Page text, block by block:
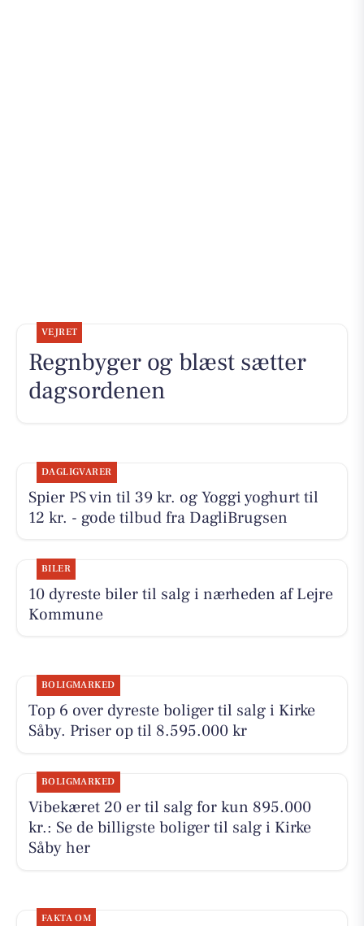
VEJRET
Regnbyger og blæst sætter
dagsordenen
DAGLIGVARER
Spier PS vin til 39 kr. og Yoggi yoghurt til
12 kr. - gode tilbud fra DagliBrugsen
BILER
10 dyreste biler til salg i nærheden af Lejre
Kommune
BOLIGMARKED
Top 6 over dyreste boliger til salg i Kirke
Såby. Priser op til 8.595.000 kr
BOLIGMARKED
Vibekæret 20 er til salg for kun 895.000
kr.: Se de billigste boliger til salg i Kirke
Såby her
FAKTA OM